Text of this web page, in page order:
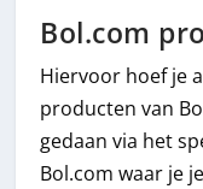
Bol.com
Hiervoor hoef je
producten van
gedaan via het
Bol.com waar je